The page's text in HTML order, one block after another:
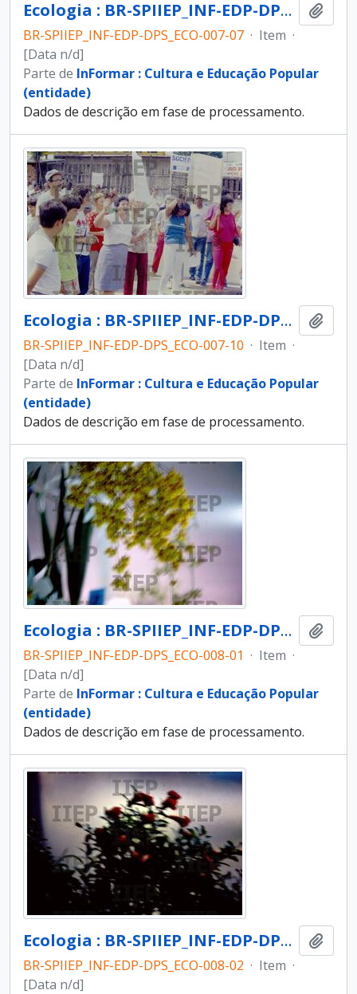
Ecologia : BR-SPIIEP_INF-EDP-DPS_ECO-007-07 [diapositivo]
BR-SPIIEP_INF-EDP-DPS_ECO-007-07 · Item ·
[Data n/d]
Parte de InFormar : Cultura e Educação Popular
(entidade)
Dados de descrição em fase de processamento.
Ecologia : BR-SPIIEP_INF-EDP-DPS_ECO-007-10 [diapositivo]
BR-SPIIEP_INF-EDP-DPS_ECO-007-10 · Item ·
[Data n/d]
Parte de InFormar : Cultura e Educação Popular
(entidade)
Dados de descrição em fase de processamento.
Ecologia : BR-SPIIEP_INF-EDP-DPS_ECO-008-01 [diapositivo]
BR-SPIIEP_INF-EDP-DPS_ECO-008-01 · Item ·
[Data n/d]
Parte de InFormar : Cultura e Educação Popular
(entidade)
Dados de descrição em fase de processamento.
Ecologia : BR-SPIIEP_INF-EDP-DPS_ECO-008-02 [diapositivo]
BR-SPIIEP_INF-EDP-DPS_ECO-008-02 · Item ·
[Data n/d]